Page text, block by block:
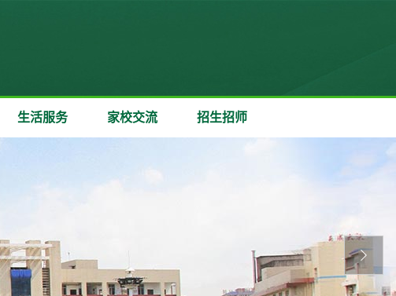
生活服务 家校交流 招生招师
